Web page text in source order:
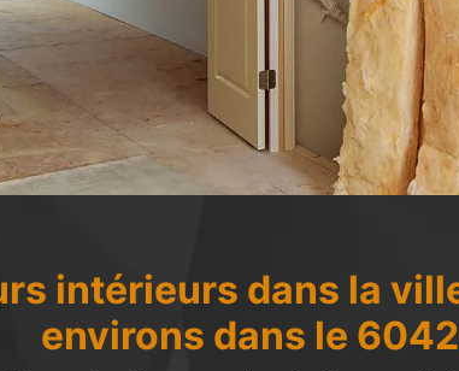
intérieurs dans la
environs dans le